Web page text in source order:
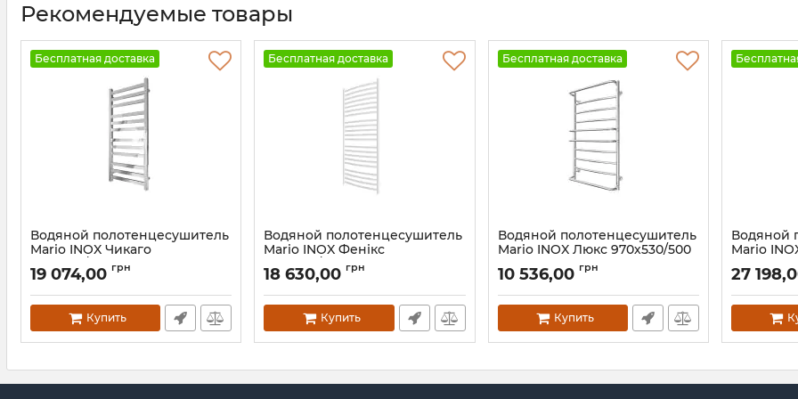
Рекомендуемые товары
Бесплатная доставка
Водяной полотенцесушитель
Mario INOX Чикаго
970х430/400 графит
Артикул:1.7.052042.P-GR
19 074,00 грн
Купить
Бесплатная доставка
Водяной полотенцесушитель
Mario INOX Фенікс
1170х530/500 белый глянец
Артикул:1.6.044625.P-WG
18 630,00 грн
Купить
Бесплатная доставка
Водяной полотенцесушитель
Mario INOX Люкс 970х530/500
белый глянец
Артикул:1.074.044580.0-WG
10 536,00 грн
Купить
Водяной
Mario
Артикул:
27